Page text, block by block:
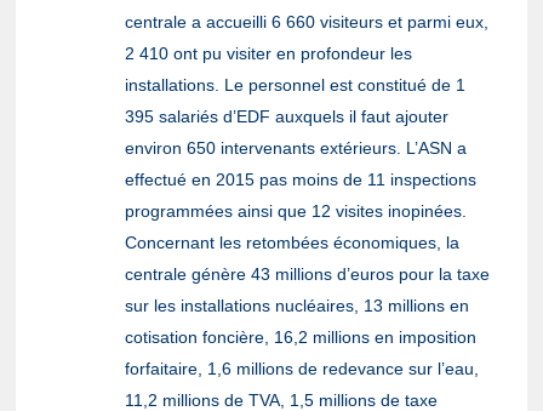
centrale a accueilli 6 660 visiteurs et parmi eux,
2 410 ont pu visiter en profondeur les
installations. Le personnel est constitué de 1
395 salariés d’EDF auxquels il faut ajouter
environ 650 intervenants extérieurs. L’ASN a
effectué en 2015 pas moins de 11 inspections
programmées ainsi que 12 visites inopinées.
Concernant les retombées économiques, la
centrale génère 43 millions d’euros pour la taxe
sur les installations nucléaires, 13 millions en
cotisation foncière, 16,2 millions en imposition
forfaitaire, 1,6 millions de redevance sur l’eau,
11,2 millions de TVA, 1,5 millions de taxe